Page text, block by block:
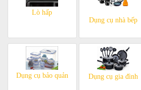
Lò hấp
Dụng cụ nhà bếp
Dụng cụ bảo quản Dụng cụ gia đình